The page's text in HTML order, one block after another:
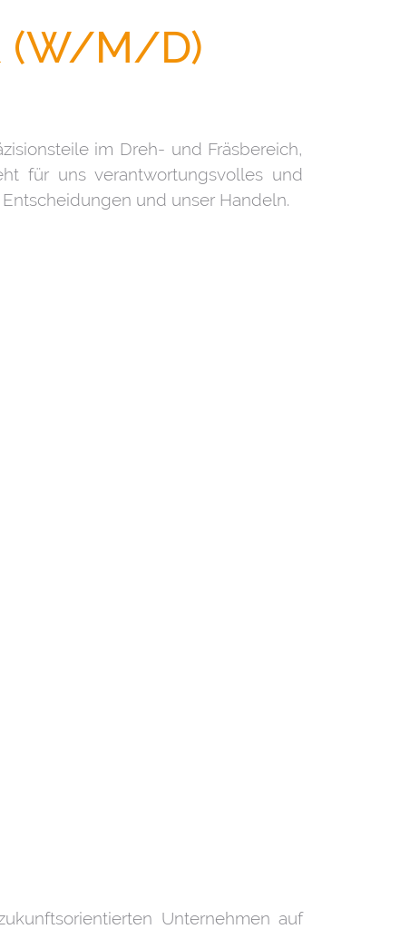
(W/M/D)
im Dreh- und Fräsbereich,
für uns verantwortungsvolles und
und unser Handeln.
Unternehmen auf